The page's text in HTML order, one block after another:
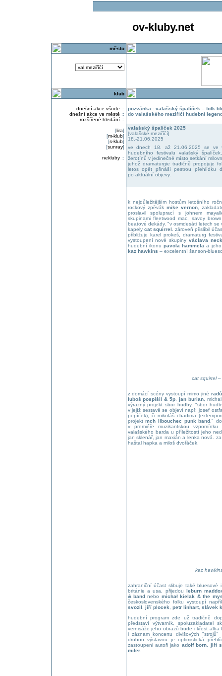
ov-kluby.net
město
klub
dnešní akce všude ::
dnešní akce ve městě ::
rozšířené hledání::
[lira]
[m-klub]
[s-klub]
[sunray]
nekluby::
pozvánka:: valašský špalíček – folk
do valašského meziříčí hudební
valašský špalíček 2025
[valašské meziříčí]
18.-21.06.2025
ve dnech 18. až 21.06.2025 se ve
hudebního festivalu valašský
žerotínů v jedinečné místo setkání
jehož dramaturgie tradičně propojuje
letos opět přináší pestrou přehlídku
po aktuální objevy.
k nejdůležitějším hostům letošního
rockový zpěvák mike vernon ,
proslavil spoluprací s johnem
skupinami fleetwood mac, savoy
beatové dekády. "v osmdesáti letech
kapely cat squirrel . zároveň přislíbil
přibližuje karel prokeš, dramaturg
vystoupení nové skupinyváclava
hudební ikonu pavola hammela a
kaz hawkins – excelentní šanson-
cat squirrel
z domácí scény vystoupí mimo jiné
luboš pospíšil & 5p
jan burian,
výrazný projekt sbor hudby. "sbor
v jejíž sestavě se objeví např. josef
pepíček), či mikoláš chadima
projektmch libouchec punk band ,"
v premiéře muzikantskou vzpomínku
valašského barda u příležitostí jeho
jan sklenář, jan maxián a lenka nová.
haštal hapka a miloš dvořáček.
kaz
zahraniční účast slibuje také bluesové
británie a usa, přijedou leburn
& bandnebo michał kielak & the
československého folku vystoupí
svozil
jiří plocek petr linhart, slávek
hudební program zde už tradičně
představí výtvarník, spoluzakladatel
vernisáže jeho obrazů bude i křest
i záznam koncertu divišových
druhou výstavou je optimistická
zastoupeni autoři jako adolf born
jiří
miler.